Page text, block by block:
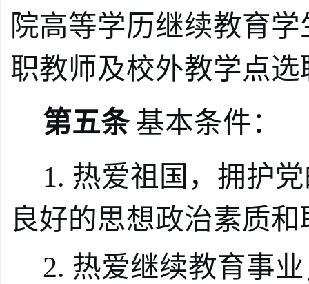
院高等学历继续教育学
职教师及校外教学点
第五条 基本条件：
1. 热爱祖国，拥护
良好的思想政治素质
2. 热爱继续教育事